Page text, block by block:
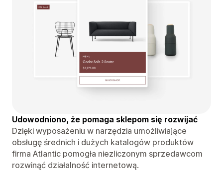
Udowodniono, że pomaga sklepom się rozwijać
Dzięki wyposażeniu w narzędzia umożliwiające
obsługę średnich i dużych katalogów produktów
firma Atlantic pomogła niezliczonym sprzedawcom
rozwinąć działalność internetową.